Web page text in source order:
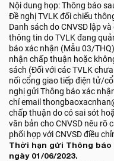
Nội dung họp: Thông báo
Đề nghị TVLK đối chiếu
Danh sách do CNVSD lập
thông tin do TVLK đang
báo xác nhận (Mẫu 03/
nhận chấp thuận hoặc
sách (Đối với các TVLK
nối cổng giao tiếp điện tử/
nghị gửi Thông báo xác
chỉ email
chấp thuận do có sai sót
văn bản cho CNVSD nêu rõ
phối hợp với CNVSD điều
Thời hạn gửi Thông báo
ngày 01/06/2023.